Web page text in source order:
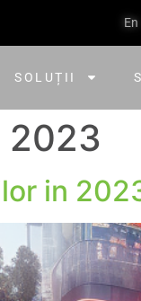
En
SOLUȚII
2023
in